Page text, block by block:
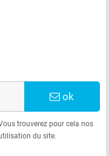
ok
trouverez pour cela nos
du site.